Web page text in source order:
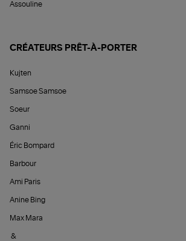
Assouline
CRÉATEURS PRÊT-À-PORTER
Kujten
Samsoe Samsoe
Soeur
Ganni
Éric Bompard
Barbour
Ami Paris
Anine Bing
Max Mara
&